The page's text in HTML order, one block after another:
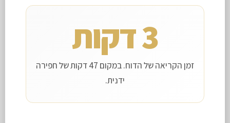
3 דקות
זמן הקריאה של הדוח. במקום 47 דקות של חפירה
ידנית.